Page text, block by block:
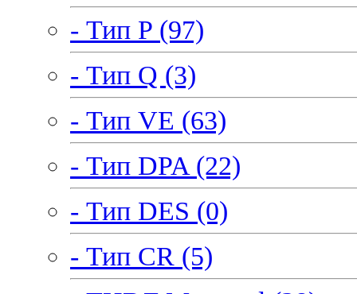
- Тип P (97)
- Тип Q (3)
- Тип VE (63)
- Тип DPA (22)
- Тип DES (0)
- Тип CR (5)